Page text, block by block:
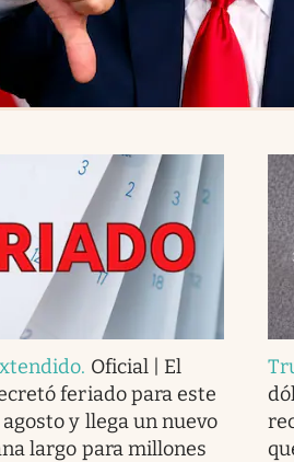
. Oficial | El
feriado para este
y llega un nuevo
largo para millones